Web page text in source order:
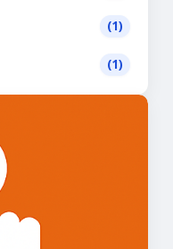
(1)
(1)